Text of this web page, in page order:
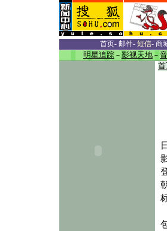
首页- 邮件- 短信- 商
明星追踪 － 影视天地 －
首